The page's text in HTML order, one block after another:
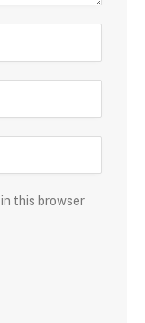
this browser